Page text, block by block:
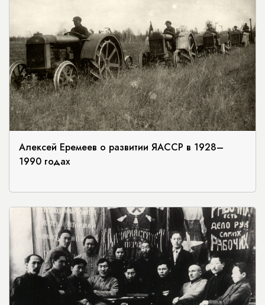
Алексей Еремеев о развитии ЯАССР в 1928–
1990 годах